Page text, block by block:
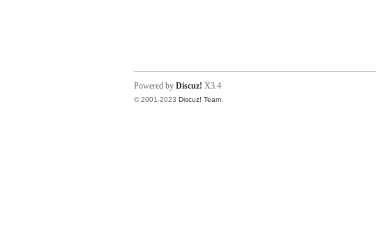
Powered by Discuz! X3.4
© 2001-2023 Discuz! Team